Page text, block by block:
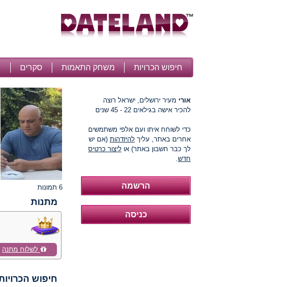
חיפוש הכרויות משחק התאמות סקרים
אורי מעיר ירושלים, ישראל רוצה
להכיר אישה בגילאים 22 - 45 שנים
כדי לשוחח איתו ועם אלפי משתמשים
אחרים באתר, עליך להיזדהות (אם יש
לך כבר חשבון באתר) או ליצור כרטיס
חדש.
6 תמונות
מתנות
לשלוח מתנה
חיפוש